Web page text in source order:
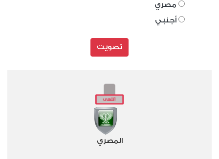
مصري
أجنبي
تصويت
المصري